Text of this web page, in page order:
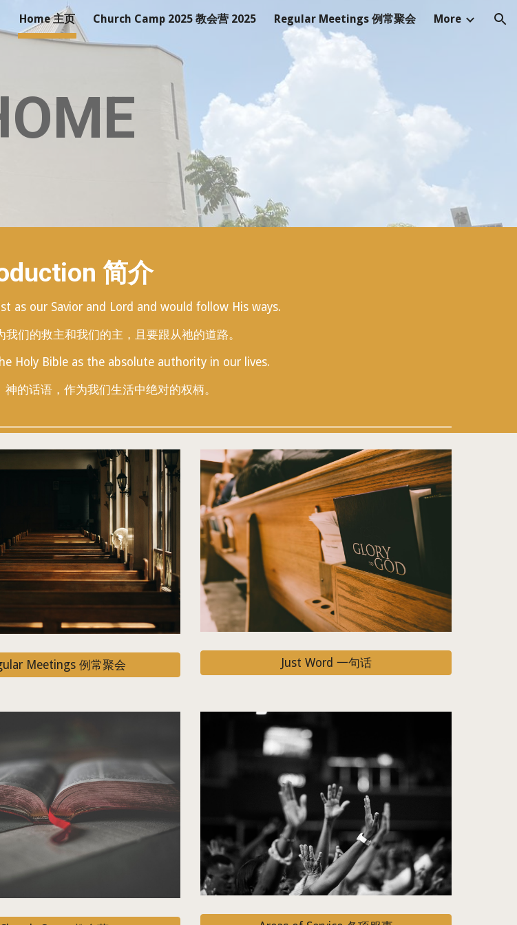
Skip to navigation
Home 主页 Church Camp 2025 教会营 2025 Regular Meetings 例常聚会 More
简介
as our Savior and Lord and would follow His ways.
们的救主和我们的主，且要跟从祂的道路。
Holy Bible as the absolute authority in our lives.
的话语，作为我们生活中绝对的权柄。
Meetings 例常聚会 Just Word 一句话